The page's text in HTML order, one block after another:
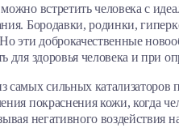
встретить человека с
Бородавки, родинки,
эти доброкачественные
для здоровья человека и при
самых сильных катализаторов
покраснения кожи, когда
негативного воздействия